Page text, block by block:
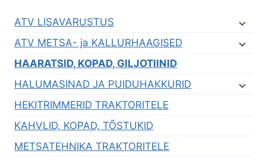
ATV LISAVARUSTUS
ATV METSA- ja KALLURHAAGISED
HAARATSID, KOPAD, GILJOTIINID
HALUMASINAD JA PUIDUHAKKURID
HEKITRIMMERID TRAKTORITELE
KAHVLID, KOPAD, TÕSTUKID
METSATEHNIKA TRAKTORITELE